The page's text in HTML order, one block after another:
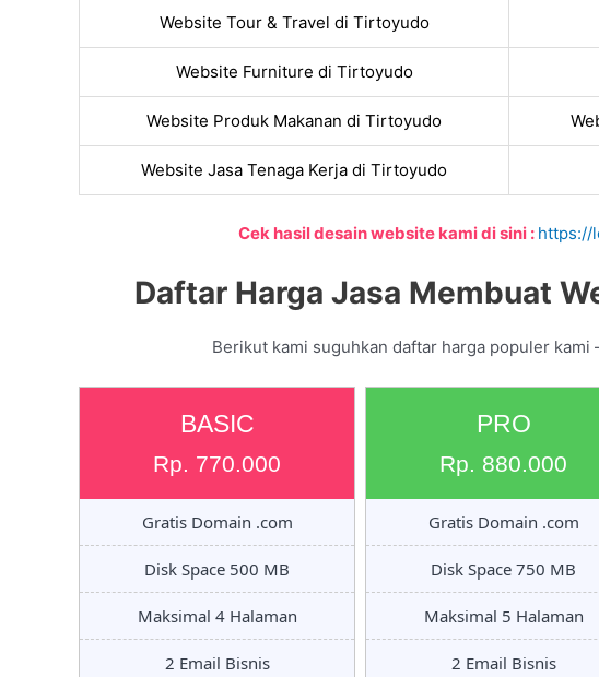
Website Tour & Travel di Tirtoyudo
Website Furniture di Tirtoyudo
Website Produk Makanan di Tirtoyudo
Website Jasa Tenaga Kerja di Tirtoyudo
Cek hasil desain website kami di sini : https://
Daftar Harga Jasa Membuat
Berikut kami suguhkan daftar harga populer
BASIC
Rp. 770.000
Gratis Domain .com
Disk Space 500 MB
Maksimal 4 Halaman
2 Email Bisnis
PRO
Rp. 880.000
Gratis Domain .com
Disk Space 750 MB
Maksimal 5 Halaman
2 Email Bisnis